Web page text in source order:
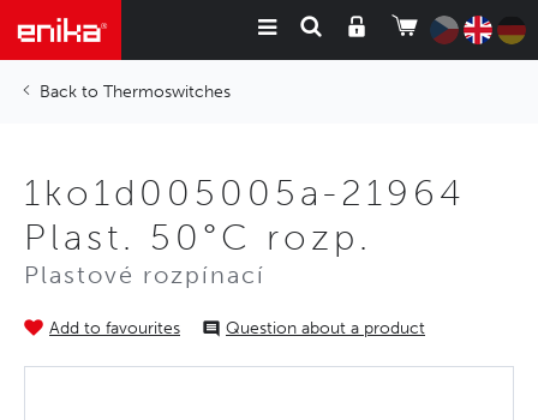
Thermoswitches
1ko1d005005a-21964
Plast. 50°C rozp.
Plastové rozpínací
Add to favourites Question about a product